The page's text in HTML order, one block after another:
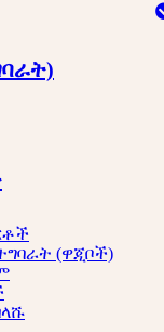
(ዋጂቦች)